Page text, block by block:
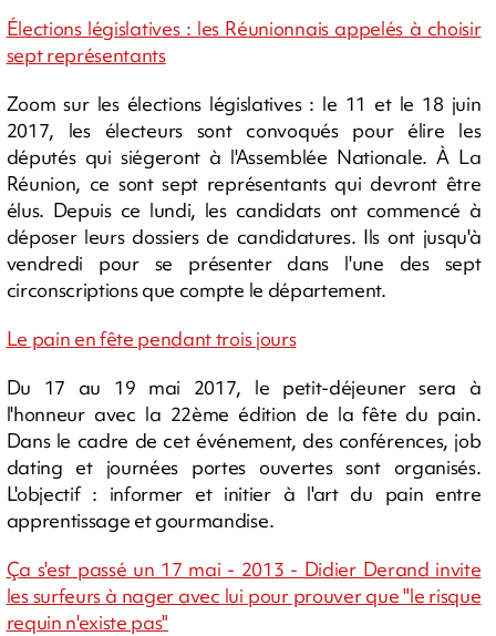
Élections législatives : les Réunionnais appelés à choisir
sept représentants
Zoom sur les élections législatives : le 11 et le 18 juin
2017, les électeurs sont convoqués pour élire les
députés qui siégeront à l'Assemblée Nationale. À La
Réunion, ce sont sept représentants qui devront être
élus. Depuis ce lundi, les candidats ont commencé à
déposer leurs dossiers de candidatures. Ils ont jusqu'à
vendredi pour se présenter dans l'une des sept
circonscriptions que compte le département.
Le pain en fête pendant trois jours
Du 17 au 19 mai 2017, le petit-déjeuner sera à
l'honneur avec la 22ème édition de la fête du pain.
Dans le cadre de cet événement, des conférences, job
dating et journées portes ouvertes sont organisés.
L'objectif : informer et initier à l'art du pain entre
apprentissage et gourmandise.
Ça s'est passé un 17 mai - 2013 - Didier Derand invite
les surfeurs à nager avec lui pour prouver que "le risque
requin n'existe pas"